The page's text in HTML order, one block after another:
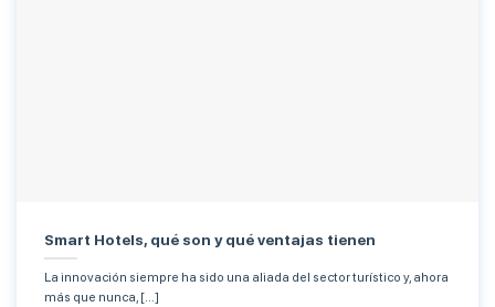
Smart Hotels, qué son y qué ventajas tienen
La innovación siempre ha sido una aliada del sector turístico y, ahora
más que nunca, [...]